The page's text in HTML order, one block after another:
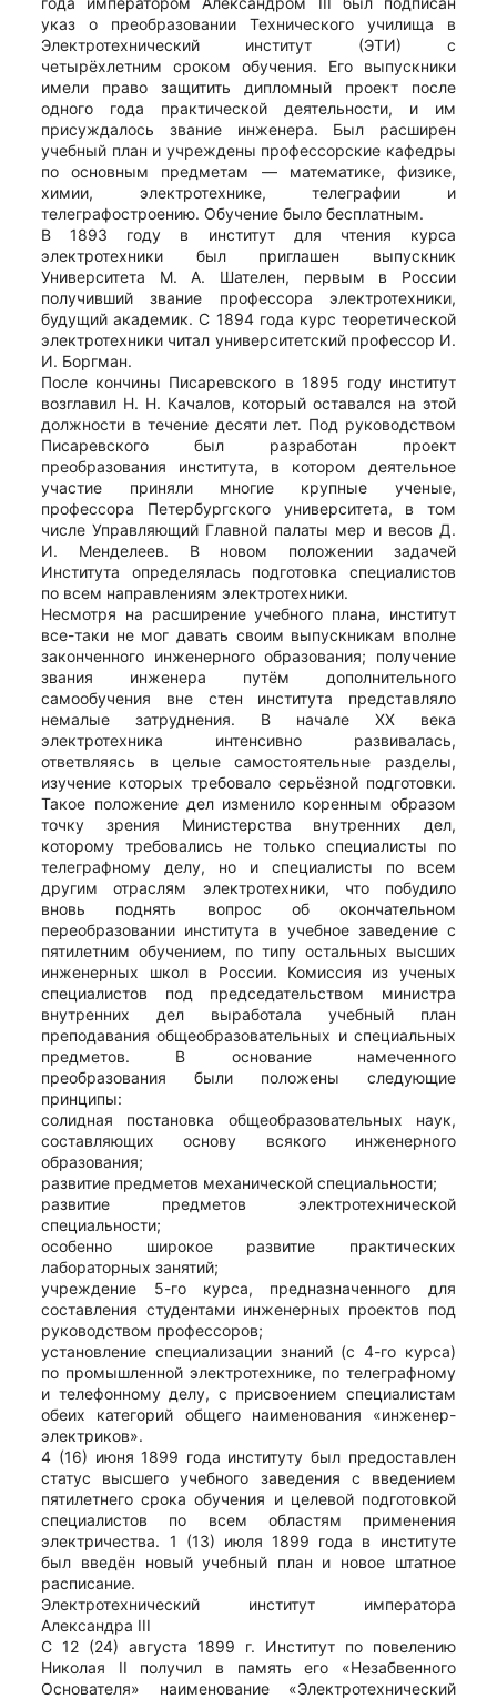
указ о преобразовании Технического училища в
Электротехнический институт (ЭТИ) с
четырёхлетним сроком обучения. Его выпускники
имели право защитить дипломный проект после
одного года практической деятельности, и им
присуждалось звание инженера. Был расширен
учебный план и учреждены профессорские кафедры
по основным предметам — математике, физике,
химии, электротехнике, телеграфии и
телеграфостроению. Обучение было бесплатным.
В 1893 году в институт для чтения курса
электротехники был приглашен выпускник
Университета М. А. Шателен, первым в России
получивший звание профессора электротехники,
будущий академик. С 1894 года курс теоретической
электротехники читал университетский профессор И.
И. Боргман.
После кончины Писаревского в 1895 году институт
возглавил Н. Н. Качалов, который оставался на этой
должности в течение десяти лет. Под руководством
Писаревского был разработан проект
преобразования института, в котором деятельное
участие приняли многие крупные ученые,
профессора Петербургского университета, в том
числе Управляющий Главной палаты мер и весов Д.
И. Менделеев. В новом положении задачей
Института определялась подготовка специалистов
по всем направлениям электротехники.
Несмотря на расширение учебного плана, институт
все-таки не мог давать своим выпускникам вполне
законченного инженерного образования; получение
звания инженера путём дополнительного
самообучения вне стен института представляло
немалые затруднения. В начале XX века
электротехника интенсивно развивалась,
ответвляясь в целые самостоятельные разделы,
изучение которых требовало серьёзной подготовки.
Такое положение дел изменило коренным образом
точку зрения Министерства внутренних дел,
которому требовались не только специалисты по
телеграфному делу, но и специалисты по всем
другим отраслям электротехники, что побудило
вновь поднять вопрос об окончательном
переобразовании института в учебное заведение с
пятилетним обучением, по типу остальных высших
инженерных школ в России. Комиссия из ученых
специалистов под председательством министра
внутренних дел выработала учебный план
преподавания общеобразовательных и специальных
предметов. В основание намеченного
преобразования были положены следующие
принципы:
солидная постановка общеобразовательных наук,
составляющих основу всякого инженерного
образования;
развитие предметов механической специальности;
развитие предметов электротехнической
специальности;
особенно широкое развитие практических
лабораторных занятий;
учреждение 5-го курса, предназначенного для
составления студентами инженерных проектов под
руководством профессоров;
установление специализации знаний (с 4-го курса)
по промышленной электротехнике, по телеграфному
и телефонному делу, с присвоением специалистам
обеих категорий общего наименования «инженер-
электриков».
4 (16) июня 1899 года институту был предоставлен
статус высшего учебного заведения с введением
пятилетнего срока обучения и целевой подготовкой
специалистов по всем областям применения
электричества. 1 (13) июля 1899 года в институте
был введён новый учебный план и новое штатное
расписание.
Электротехнический институт императора
Александра III
С 12 (24) августа 1899 г. Институт по повелению
Николая II получил в память его «Незабвенного
Основателя» наименование «Электротехнический